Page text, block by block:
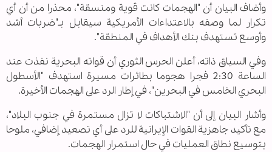
وأضاف البيان أن "الهجمات كانت قوية ومنسقة"، محذرا من أن أي
تكرار لما وصفه بالاعتداءات الأمريكية سيقابل بـ"ضربات أشد
وأوسع تستهدف بنك الأهداف في المنطقة".
وفي السياق ذاته، أعلن الحرس الثوري أن قواته البحرية نفذت عند
الساعة 2:30 فجرا هجوما بطائرات مسيرة استهدف "الأسطول
البحري الخامس في البحرين"، في إطار الرد على الهجمات الأخيرة.
وأشار البيان إلى أن "الاشتباكات لا تزال مستمرة في جنوب البلاد"،
مع تأكيد جاهزية القوات الإيرانية للرد على أي تصعيد إضافي، ملوحا
بتوسيع نطاق العمليات في حال استمرار الهجمات.